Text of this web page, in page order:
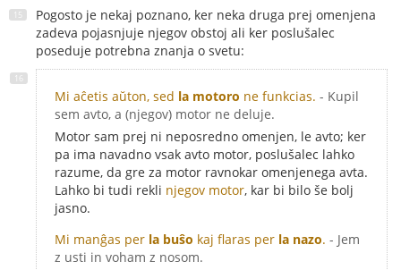
Pogosto je nekaj poznano, ker neka druga prej omenjena
zadeva pojasnjuje njegov obstoj ali ker poslušalec
poseduje potrebna znanja o svetu:
Mi aĉetis aŭton, sed la motoro ne funkcias. - Kupil
sem avto, a (njegov) motor ne deluje.
Motor sam prej ni neposredno omenjen, le avto; ker
pa ima navadno vsak avto motor, poslušalec lahko
razume, da gre za motor ravnokar omenjenega avta.
Lahko bi tudi rekli njegov motor, kar bi bilo še bolj
jasno.
Mi manĝas per la buŝo kaj flaras per la nazo. - Jem
z usti in voham z nosom.